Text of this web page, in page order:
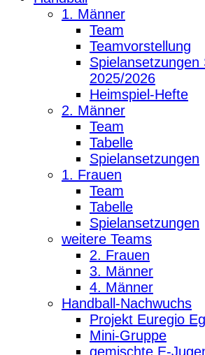
1. Männer
Team
Teamvorstellung
Spielansetzungen
2025/2026
Heimspiel-Hefte
2. Männer
Team
Tabelle
Spielansetzungen
1. Frauen
Team
Tabelle
Spielansetzungen
weitere Teams
2. Frauen
3. Männer
4. Männer
Handball-Nachwuchs
Projekt Euregio
Mini-Gruppe
gemischte E-